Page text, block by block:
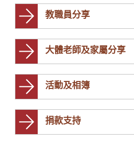
教職員分享
大體老師及家屬分享
活動及相簿
捐款支持